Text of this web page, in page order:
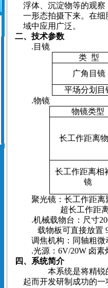
浮体、沉淀物等的观
一形态拍摄下来。在
域中应用广泛。
二、技术参数
. 目镜
类 型
广角目镜
平场分划目
.物镜
物镜类型
长工作距离
长工作距离相
镜
聚光镜：长工作距离
超长工作距
.机械载物台：尺寸
载物板可直接放置
调焦机构：同轴粗
.光源： 6V/20W 卤素
四、系统简介
本系统是将精
起而开发研制成功的